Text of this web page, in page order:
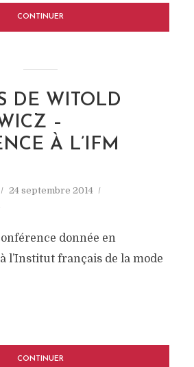
CONTINUER
DE WITOLD
–
À L’IFM
24 septembre 2014
donnée en
l’Institut français de la mode
CONTINUER